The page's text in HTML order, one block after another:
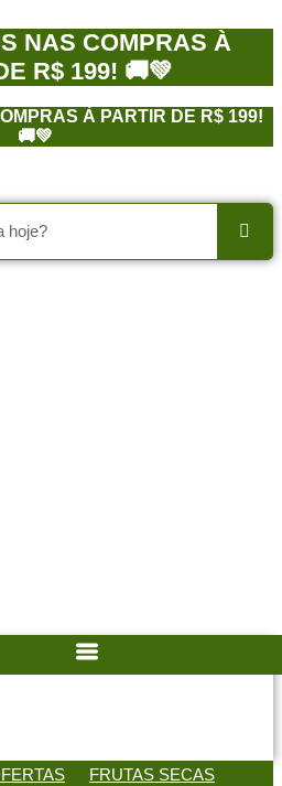
NAS COMPRAS À
R$ 199! 🚚💚
À PARTIR DE R$ 199!
🚚💚
FRUTAS SECAS